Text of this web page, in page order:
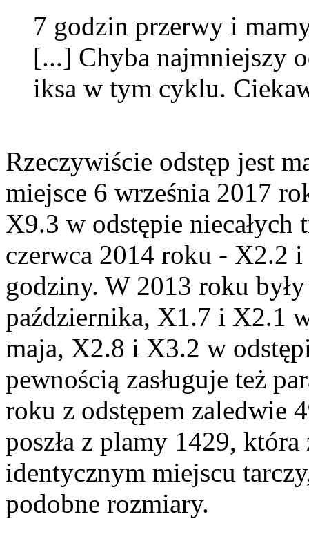
7 godzin przerwy i
[...] Chyba najmniejszy
iksa w tym cyklu.
Rzeczywiście odstęp jest
miejsce 6 września 2017
X9.3 w odstępie niecałych
czerwca 2014 roku - X2.2
godziny. W 2013 roku
października, X1.7 i X2.1
maja, X2.8 i X3.2 w
pewnością zasługuje też
roku z odstępem zaledwie
poszła z plamy 1429,
identycznym miejscu
podobne rozmiary.